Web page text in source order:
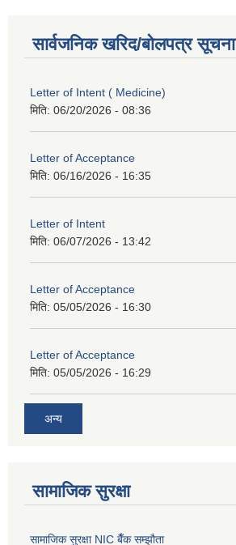
सार्वजनिक खरिद/बोलपत्र सूचना
Letter of Intent ( Medicine)
मिति: 06/20/2026 - 08:36
Letter of Acceptance
मिति: 06/16/2026 - 16:35
Letter of Intent
मिति: 06/07/2026 - 13:42
Letter of Acceptance
मिति: 05/05/2026 - 16:30
Letter of Acceptance
मिति: 05/05/2026 - 16:29
अन्य
सामाजिक सुरक्षा
सामाजिक सुरक्षा NIC बैँक सम्झौता